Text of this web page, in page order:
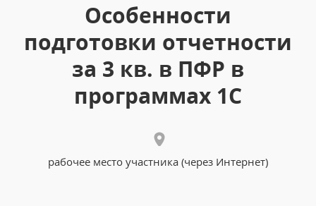
Особенности
подготовки отчетности
за 3 кв. в ПФР в
программах 1С
рабочее место участника (через Интернет)